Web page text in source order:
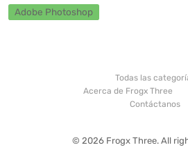
Adobe Photoshop
Todas las
Acerca de Frogx Three
Contáctanos
© 2026 Frogx Three. All